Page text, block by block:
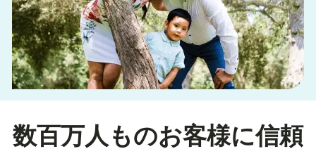
数百万人ものお客様に信頼